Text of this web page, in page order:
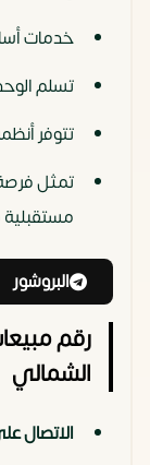
خدمات
تسلم
تتوفر
تمثل
مستقبلية
البروشور
رقم
الشمالي
الاتصال